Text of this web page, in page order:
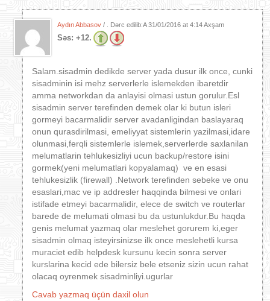
Aydın Abbasov / . Dərc edilib:A31/01/2016 at 4:14 Axşam
Səs: +12.
Salam.sisadmin dedikde server yada dusur ilk once, cunki
sisadminin isi mehz serverlerle islemekden ibaretdir
amma networkdan da anlayisi olmasi ustun gorulur.Esl
sisadmin server terefinden demek olar ki butun isleri
gormeyi bacarmalidir server avadanligindan baslayaraq
onun qurasdirilmasi, emeliyyat sistemlerin yazilmasi,idare
olunmasi,ferqli sistemlerle islemek,serverlerde saxlanilan
melumatlarin tehlukesizliyi ucun backup/restore isini
gormek(yeni melumatlari kopyalamaq) ve en esasi
tehlukesizlik (firewall) .Network terefinden sebeke ve onu
esaslari,mac ve ip addresler haqqinda bilmesi ve onlari
istifade etmeyi bacarmalidir, elece de switch ve routerlar
barede de melumati olmasi bu da ustunlukdur.Bu haqda
genis melumat yazmaq olar meslehet gorurem ki,eger
sisadmin olmaq isteyirsinizse ilk once meslehetli kursa
muraciet edib helpdesk kursunu kecin sonra server
kurslarina kecid ede bilersiz bele etseniz sizin ucun rahat
olacaq oyrenmek sisadminliyi.ugurlar
Cavab yazmaq üçün daxil olun